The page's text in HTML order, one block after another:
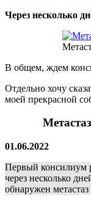
Через несколько
В общем, ждем
Отдельно хочу
моей прекрасной
01.06.2022
Первый консилиум
через несколько
обнаружен